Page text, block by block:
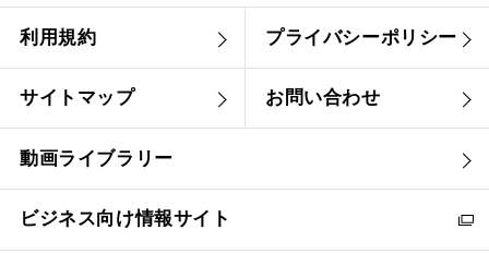
利用規約 プライバシーポリシー
サイトマップ お問い合わせ
動画ライブラリー
ビジネス向け情報サイト